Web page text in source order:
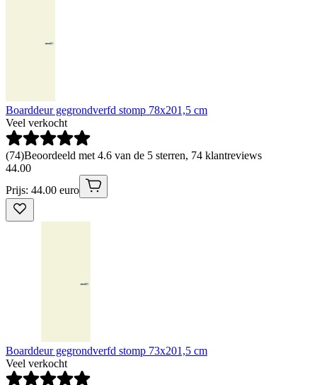
Boarddeur gegrondverfd stomp 78x201,5 cm
Veel verkocht
(74)Beoordeeld met 4.6 van de 5 sterren, 74 klantreviews
44.00
Prijs: 44.00 euro
Boarddeur gegrondverfd stomp 73x201,5 cm
Veel verkocht